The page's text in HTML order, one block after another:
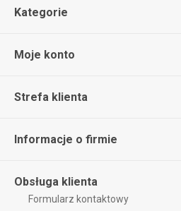
Kategorie
Moje konto
Strefa klienta
Informacje o firmie
Obsługa klienta
Formularz kontaktowy